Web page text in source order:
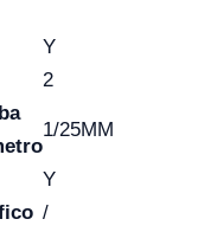
Y
2
1/25MM
Y
/